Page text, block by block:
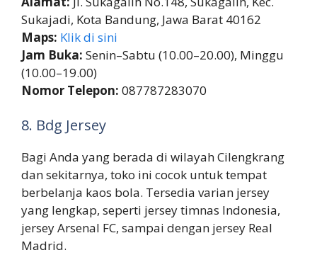
Sukajadi, Kota Bandung, Jawa Barat 40162
Maps: Klik di sini
Jam Buka: Senin–Sabtu (10.00–20.00), Minggu
(10.00–19.00)
Nomor Telepon: 087787283070
8. Bdg Jersey
Bagi Anda yang berada di wilayah Cilengkrang
dan sekitarnya, toko ini cocok untuk tempat
berbelanja kaos bola. Tersedia varian jersey
yang lengkap, seperti jersey timnas Indonesia,
jersey Arsenal FC, sampai dengan jersey Real
Madrid.